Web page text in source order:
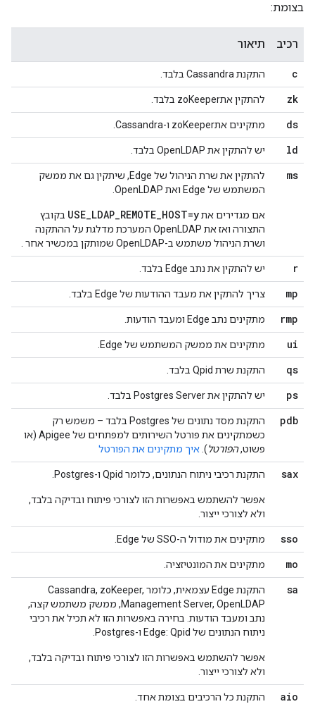
בצומת:
רכיב תיאור
c התקנת Cassandra בלבד.
zk להתקין אתzoKeeper בלבד.
ds מתקינים אתzoKeeper ו-Cassandra.
ld יש להתקין את OpenLDAP בלבד.
ms
להתקין את שרת הניהול של Edge, שיתקין גם את ממשק
המשתמש של Edge ואת OpenLDAP.
אם מגדירים אתUSE_LDAP_REMOTE_HOST=y בקובץ
התצורה ואז את OpenLDAP המערכת מדלגת על ההתקנה
ושרת הניהול משתמש ב-OpenLDAP שמותקן במכשיר אחר .
r יש להתקין את נתב Edge בלבד.
mp צריך להתקין את מעבד ההודעות של Edge בלבד.
rmp מתקינים נתב Edge ומעבד הודעות.
ui מתקינים את ממשק המשתמש של Edge.
qs התקנת שרת Qpid בלבד.
ps יש להתקין את Postgres Server בלבד.
pdb
התקנת מסד נתונים של Postgres בלבד – משמש רק
כשמתקינים את פורטל השירותים למפתחים של Apigee (או
פשוט,הפורטל). איך מתקינים את הפורטל
sax התקנת רכיבי ניתוח הנתונים, כלומר Qpid ו-Postgres.
אפשר להשתמש באפשרות הזו לצורכי פיתוח ובדיקה בלבד,
ולא לצורכי ייצור.
sso מתקינים את מודול ה-SSO של Edge.
mo מתקינים את המונטיזציה.
sa
התקנת Edge עצמאית, כלומר Cassandra, zoKeeper,
Management Server, OpenLDAP, ממשק משתמש קצה,
נתב ומעבד הודעות. בחירה באפשרות הזו לא תכיל את רכיבי
ניתוח הנתונים של Edge: Qpid ו-Postgres.
אפשר להשתמש באפשרות הזו לצורכי פיתוח ובדיקה בלבד,
ולא לצורכי ייצור.
aio התקנת כל הרכיבים בצומת אחד.